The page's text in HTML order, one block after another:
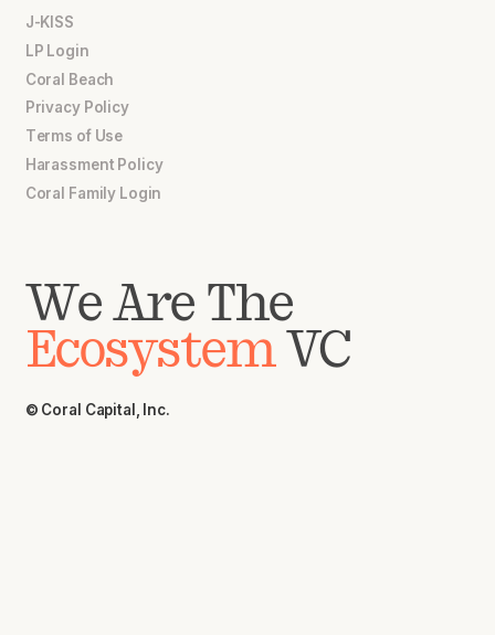
J-KISS
LP Login
Coral Beach
Privacy Policy
Terms of Use
Harassment Policy
Coral Family Login
We Are The
EcosystemVC
© Coral Capital, Inc.